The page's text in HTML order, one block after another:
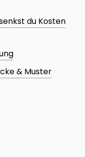
du Kosten
& Muster